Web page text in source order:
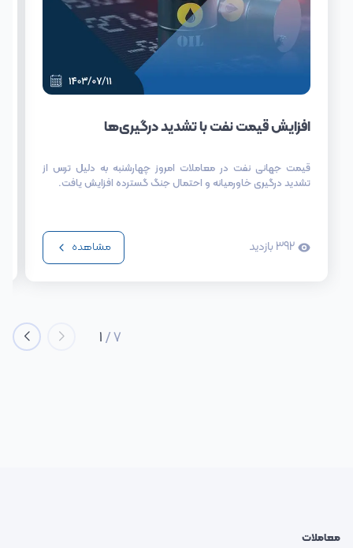
افزایش قیمت نفت با تشدید درگیری‌ها
قیمت جهانی نفت در معاملات امروز چهارشنبه به دلیل ترس از
تشدید درگیری خاورمیانه و احتمال جنگ گسترده افزایش یافت.
392 بازدید مشاهده
1/7
معاملات